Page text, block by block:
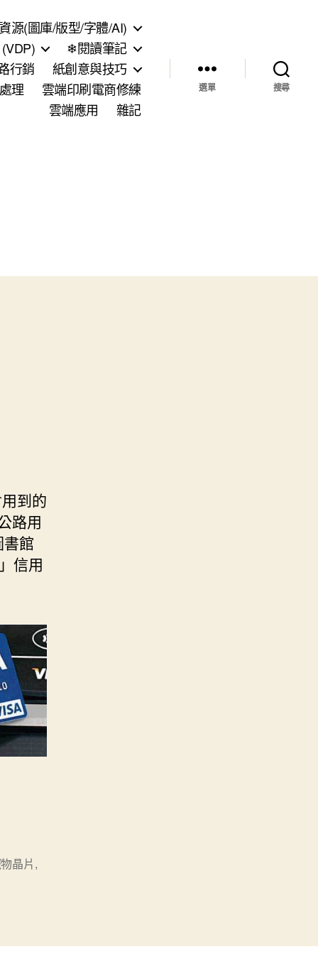
源(圖庫/版型/字體/AI)
❄閱讀筆記
行銷
紙創意與技巧
理
雲端印刷電商修練
雲端應用
雜記
選單 搜尋
到的
路用
館
信用
晶片,